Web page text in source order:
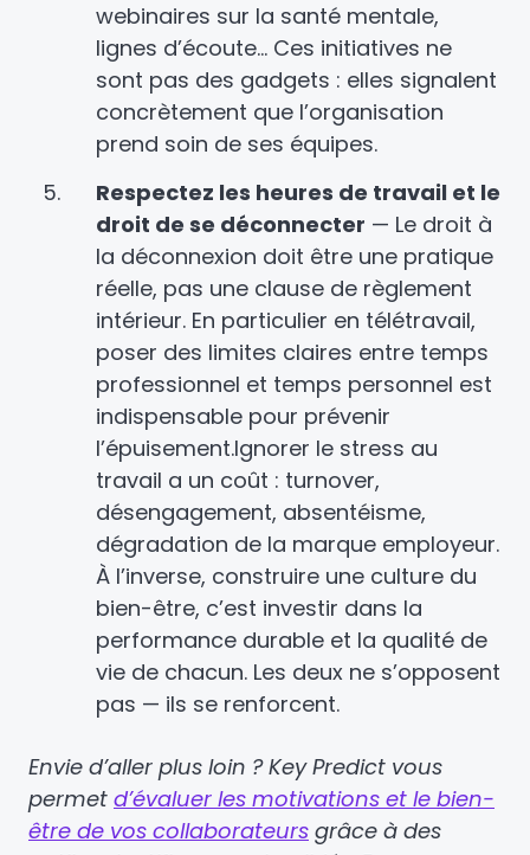
webinaires sur la santé mentale,
lignes d’écoute… Ces initiatives ne
sont pas des gadgets : elles signalent
concrètement que l’organisation
prend soin de ses équipes.
Respectez les heures de travail et le
droit de se déconnecter — Le droit à
la déconnexion doit être une pratique
réelle, pas une clause de règlement
intérieur. En particulier en télétravail,
poser des limites claires entre temps
professionnel et temps personnel est
indispensable pour prévenir
l’épuisement.Ignorer le stress au
travail a un coût : turnover,
désengagement, absentéisme,
dégradation de la marque employeur.
À l’inverse, construire une culture du
bien-être, c’est investir dans la
performance durable et la qualité de
vie de chacun. Les deux ne s’opposent
pas — ils se renforcent.
Envie d’aller plus loin ? Key Predict vous
permet d’évaluer les motivations et le bien-
être de vos collaborateurs grâce à des